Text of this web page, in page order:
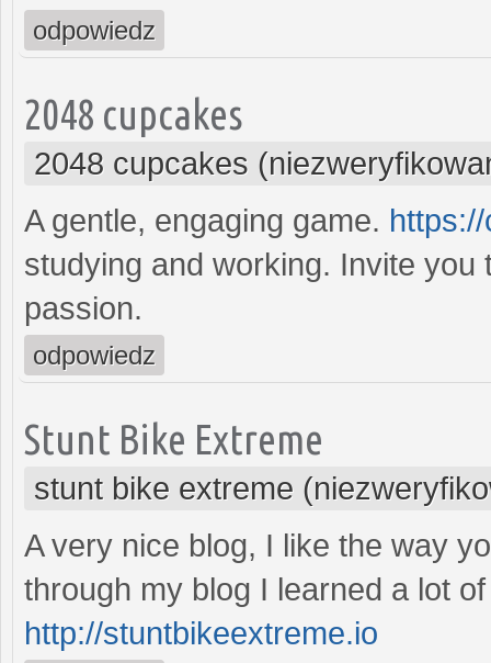
odpowiedz
2048 cupcakes
2048 cupcakes
A gentle, engaging game.
studying and working. Invite
passion.
odpowiedz
Stunt Bike Extreme
stunt bike extreme
A very nice blog, I like the way
through my blog I learned a lot
http://stuntbikeextreme.io